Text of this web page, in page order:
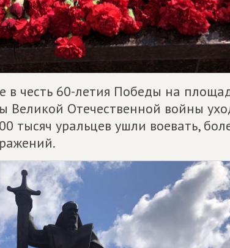
в честь 60-летия Победы на
Великой Отечественной войны
тысяч уральцев ушли воевать,